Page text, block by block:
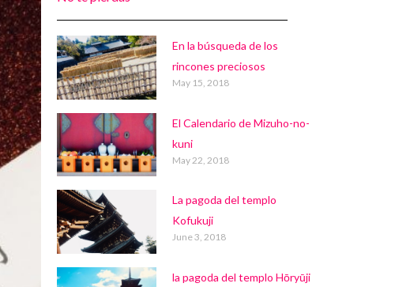
En la búsqueda de los
rincones preciosos
May 15, 2018
El Calendario de Mizuho-no-
kuni
May 22, 2018
La pagoda del templo
Kofukuji
June 3, 2018
la pagoda del templo Hōryūji